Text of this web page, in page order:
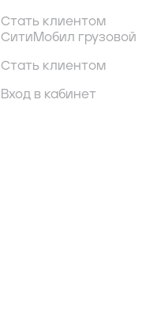
Стать клиентом
СитиМобил грузовой
Стать клиентом
Вход в кабинет